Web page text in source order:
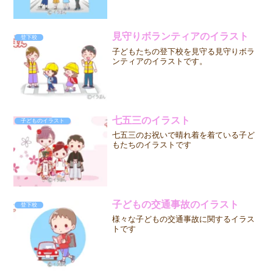
登下校 見守りボランティアのイラスト
子どもたちの登下校を見守る見守りボラ
ンティアのイラストです。
子どものイラスト 七五三のイラスト
七五三のお祝いで晴れ着を着ている子ど
もたちのイラストです
登下校 子どもの交通事故のイラスト
様々な子どもの交通事故に関するイラス
トです